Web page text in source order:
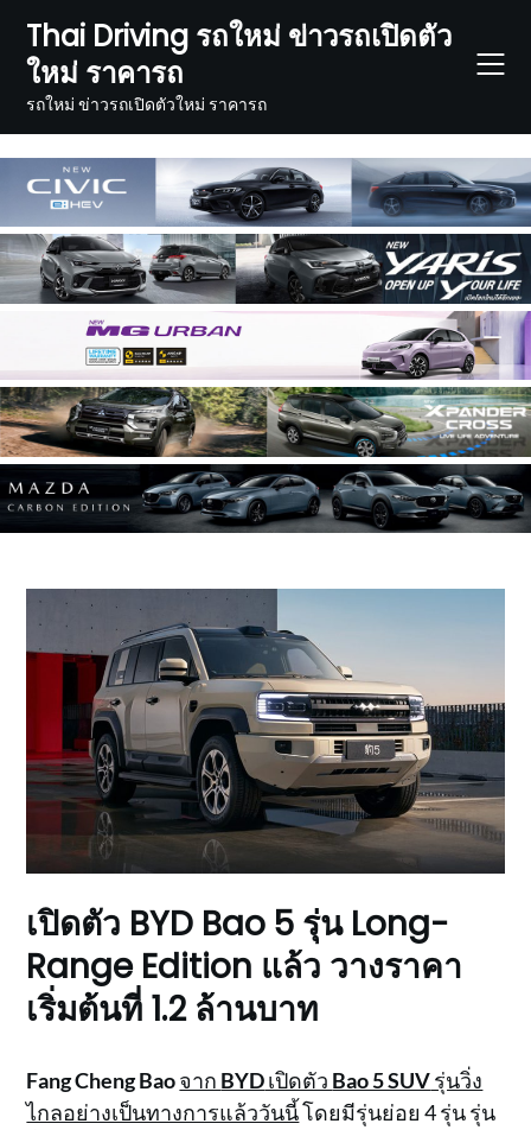
content
Thai Driving รถใหม่ ข่าวรถเปิดตัว
ใหม่ ราคารถ
รถใหม่ ข่าวรถเปิดตัวใหม่ ราคารถ
เปิดตัว BYD Bao 5 รุ่น Long-
Range Edition แล้ว วางราคา
เริ่มต้นที่ 1.2 ล้านบาท
Fang Cheng Baoจาก BYDเปิดตัว Bao 5 SUVรุ่นวิ่ง
ไกลอย่างเป็นทางการแล้ววันนี้โดยมีรุ่นย่อย 4 รุ่น รุ่น